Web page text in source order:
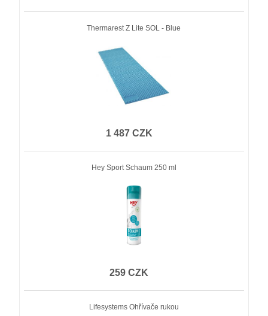
Thermarest Z Lite SOL - Blue
1 487 CZK
Hey Sport Schaum 250 ml
259 CZK
Lifesystems Ohřívače rukou